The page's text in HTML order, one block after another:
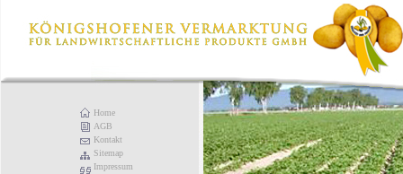
Home
AGB
Kontakt
Sitemap
Impressum